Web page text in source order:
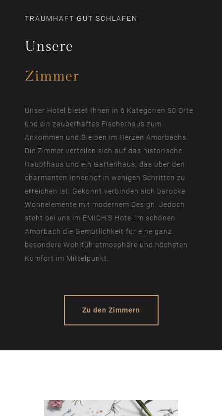
TRAUMHAFT GUT SCHLAFEN
Unsere
Zimmer
Unser Hotel bietet Ihnen in 6 Kategorien 50 Orte
und ein zauberhaftes Fischerhaus zum
Ankommen und Bleiben im Herzen Amorbachs.
Die Zimmer verteilen sich auf das historische
Haupthaus und ein Gartenhaus, das über den
charmanten Innenhof in wenigen Schritten zu
erreichen ist. Gekonnt verbinden sich barocke
Wohnelemente mit modernem Design. Jedoch
steht bei uns im EMICH‘S Hotel im schönen
Amorbach die Gemütlichkeit für eine ganz
besondere Wohlfühlatmosphäre und höchsten
Komfort im Mittelpunkt.
Zu den Zimmern